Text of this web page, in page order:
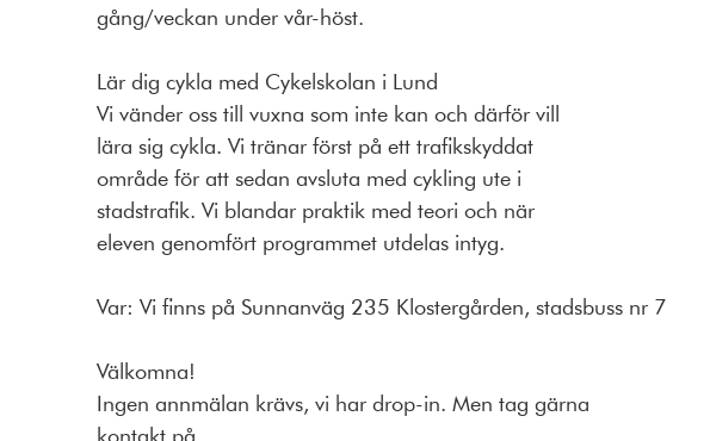
gång/veckan under vår-höst.
Lär dig cykla med Cykelskolan i Lund
Vi vänder oss till vuxna som inte kan och därför vill
lära sig cykla. Vi tränar först på ett trafikskyddat
område för att sedan avsluta med cykling ute i
stadstrafik. Vi blandar praktik med teori och när
eleven genomfört programmet utdelas intyg.
Var: Vi finns på Sunnanväg 235 Klostergården, stadsbuss nr 7
Välkomna!
Ingen annmälan krävs, vi har drop-in. Men tag gärna
kontakt på